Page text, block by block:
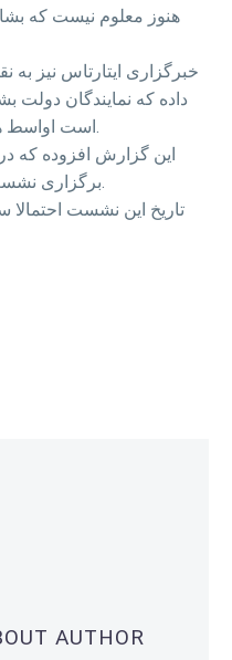
هنوز معلوم نیست که
خبرگزاری ایتارتاس نیز به
داده که نمایندگان دولت
است اواسط هفته آینده به مذاکرات وین بپیوندند.
این گزارش افزوده که
برگزاری نشست دیگری توافق حاصل شده است.
AUTHOR